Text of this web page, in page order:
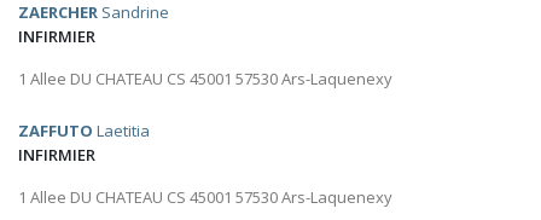
ZAERCHER Sandrine
INFIRMIER
1 Allee DU CHATEAU CS 45001 57530 Ars-Laquenexy
ZAFFUTO Laetitia
INFIRMIER
1 Allee DU CHATEAU CS 45001 57530 Ars-Laquenexy